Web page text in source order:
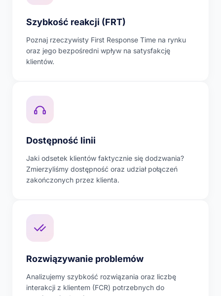
Szybkość reakcji (FRT)
Poznaj rzeczywisty First Response Time na rynku
oraz jego bezpośredni wpływ na satysfakcję
klientów.
Dostępność linii
Jaki odsetek klientów faktycznie się dodzwania?
Zmierzyliśmy dostępność oraz udział połączeń
zakończonych przez klienta.
Rozwiązywanie problemów
Analizujemy szybkość rozwiązania oraz liczbę
interakcji z klientem (FCR) potrzebnych do